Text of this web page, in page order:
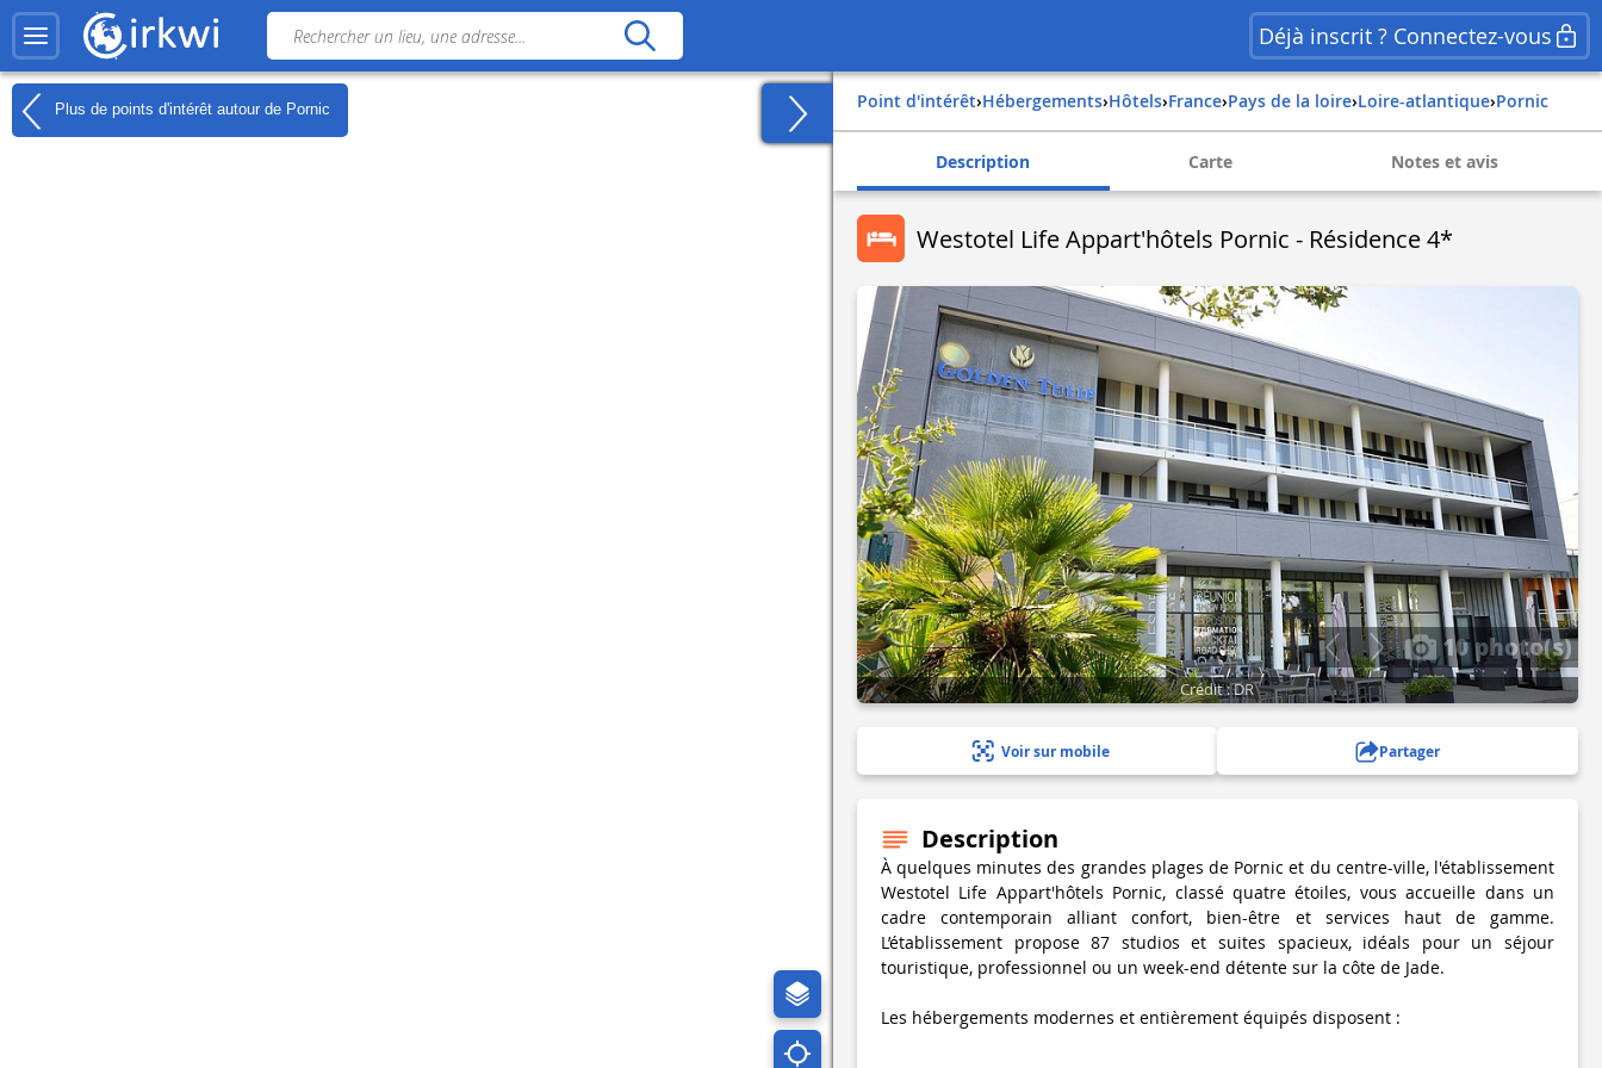
Déjà inscrit ? Connectez-vous
Plus de points d'intérêt autour de Pornic Point d'intérêt› Hébergements› Hôtels› france› pays de la loire› loire-atlantique› pornic
Description Carte Notes et avis
Westotel Life Appart'hôtels Pornic - Résidence 4*
10 photo(s)
Crédit : DR
Voir sur mobile Partager
Description
À quelques minutes des grandes plages de Pornic et du centre-ville, l'établissement
Westotel Life Appart'hôtels Pornic, classé quatre étoiles, vous accueille dans un
cadre contemporain alliant confort, bien-être et services haut de gamme.
L’établissement propose 87 studios et suites spacieux, idéals pour un séjour
touristique, professionnel ou un week-end détente sur la côte de Jade.
Les hébergements modernes et entièrement équipés disposent :